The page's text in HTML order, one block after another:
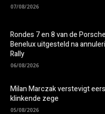
07/08/2026
Rondes 7 en 8 van de
Benelux uitgesteld na
Rally
06/08/2026
Milan Marczak verstevigt
klinkende zege
05/08/2026